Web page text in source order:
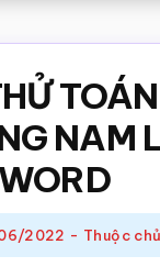
NAM
2022 - Thuộc